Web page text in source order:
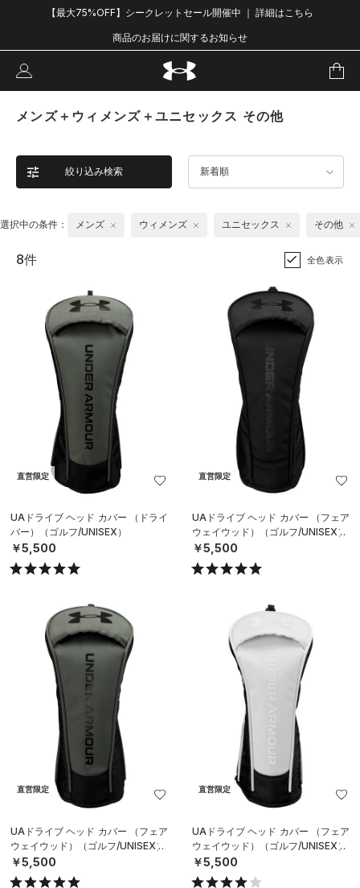
【最大75%OFF】シークレットセール開催中 ｜ 詳細はこちら
商品のお届けに関するお知らせ
メンズ＋ウィメンズ＋ユニセックス その他
絞り込み検索 新着順
選択中の条件： メンズ ウィメンズ ユニセックス その他
8件 全色表示
直営限定
UAドライブ ヘッド カバー （ドライ
バー）（ゴルフ/UNISEX）
￥5,500
直営限定
UAドライブ ヘッド カバー （フェア
ウェイウッド）（ゴルフ/UNISEX）
￥5,500
直営限定
UAドライブ ヘッド カバー （フェア
ウェイウッド）（ゴルフ/UNISEX）
￥5,500
直営限定
UAドライブ ヘッド カバー （フェア
ウェイウッド）（ゴルフ/UNISEX）
￥5,500